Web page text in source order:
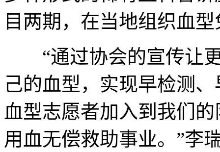
目两期，在当地组织血
“通过协会的宣传让更
己的血型，实现早检测
血型志愿者加入到我们
用血无偿救助事业。”李